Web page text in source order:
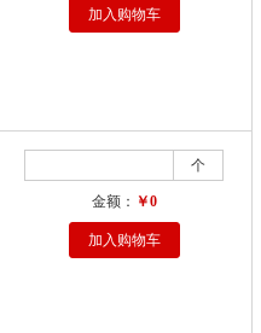
加入购物车
个
金额： ￥0
加入购物车